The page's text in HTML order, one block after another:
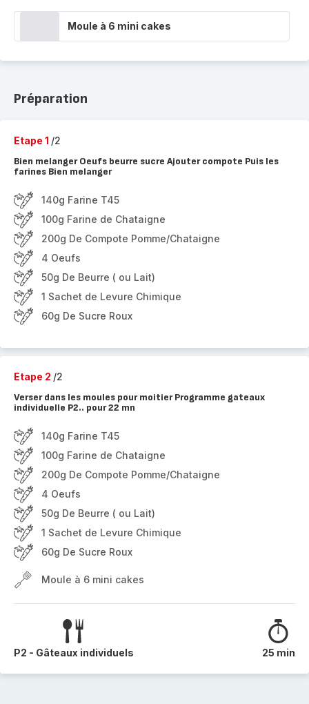
Moule à 6 mini cakes
Préparation
Etape 1 /2
Bien melanger Oeufs beurre sucre Ajouter compote Puis les
farines Bien melanger
140g Farine T45
100g Farine de Chataigne
200g De Compote Pomme/Chataigne
4 Oeufs
50g De Beurre ( ou Lait)
1 Sachet de Levure Chimique
60g De Sucre Roux
Etape 2 /2
Verser dans les moules pour moitier Programme gateaux
individuelle P2.. pour 22 mn
140g Farine T45
100g Farine de Chataigne
200g De Compote Pomme/Chataigne
4 Oeufs
50g De Beurre ( ou Lait)
1 Sachet de Levure Chimique
60g De Sucre Roux
Moule à 6 mini cakes
P2 - Gâteaux individuels 25 min